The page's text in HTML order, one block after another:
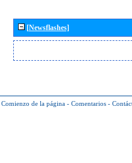
[Newsflashes]
Comienzo de la página - Comentarios -